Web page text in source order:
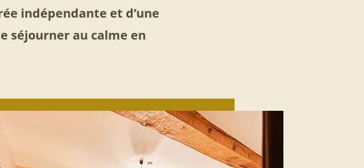
indépendante et d’une
séjourner au calme en